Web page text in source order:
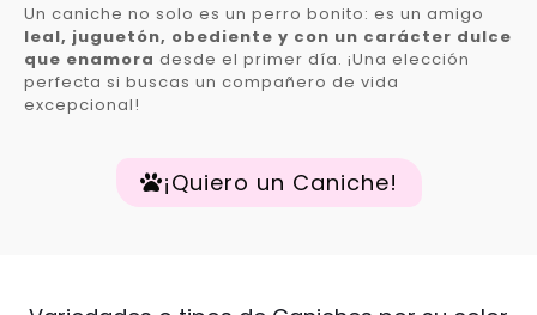
Un caniche no solo es un perro bonito: es un amigo
leal, juguetón, obediente y con un carácter dulce
que enamora desde el primer día. ¡Una elección
perfecta si buscas un compañero de vida
excepcional!
¡Quiero un Caniche!